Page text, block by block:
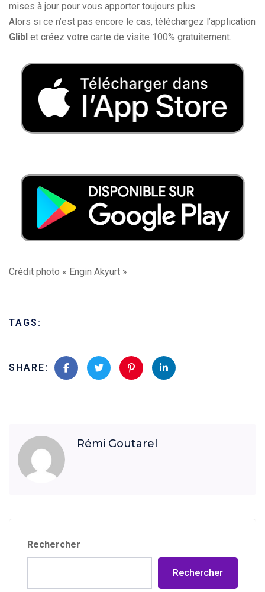
mises à jour pour vous apporter toujours plus.
Alors si ce n’est pas encore le cas, téléchargez l’application
Glibl et créez votre carte de visite 100% gratuitement.
Crédit photo « Engin Akyurt »
TAGS:
SHARE:
Rémi Goutarel
Rechercher
Rechercher